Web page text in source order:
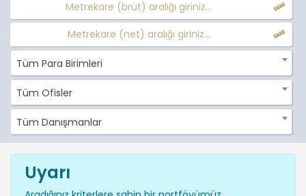
Metrekare (brüt) aralığı giriniz...
Metrekare (net) aralığı giriniz...
Tüm Para Birimleri
Tüm Ofisler
Tüm Danışmanlar
Uyarı